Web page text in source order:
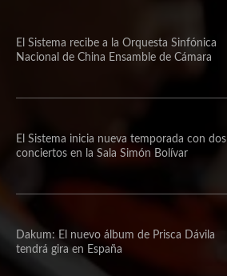
El Sistema recibe a la Orquesta Sinfónica
Nacional de China Ensamble de Cámara
El Sistema inicia nueva temporada con dos
conciertos en la Sala Simón Bolívar
Dakum: El nuevo álbum de Prisca Dávila
tendrá gira en España